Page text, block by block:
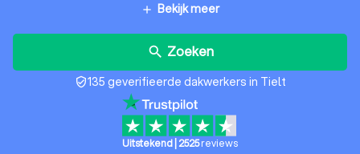
add Bekijk meer
search Zoeken
verified_user135 geverifieerde dakwerkers in Tielt
Uitstekend 2525reviews